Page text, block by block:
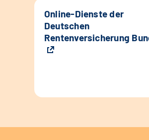
Online-Dienste der
Deutschen
Rentenversicherung